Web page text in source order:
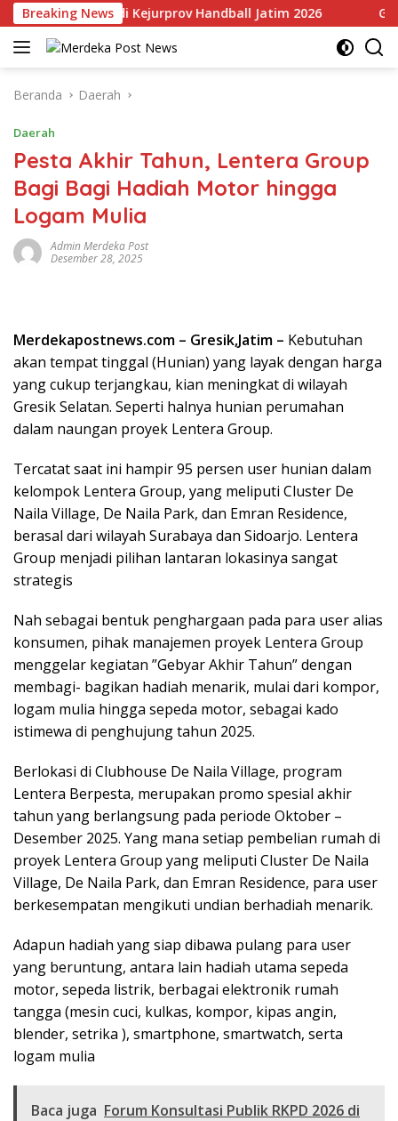
Langsung
ke
konten
Breaking News
Empat Gelar di Kejurprov Handball Jatim 2026
Beranda Daerah
Daerah
Pesta Akhir Tahun, Lentera Group
Bagi Bagi Hadiah Motor hingga
Logam Mulia
Admin Merdeka Post
Desember 28, 2025
Merdekapostnews.com – Gresik,Jatim – Kebutuhan
akan tempat tinggal (Hunian) yang layak dengan harga
yang cukup terjangkau, kian meningkat di wilayah
Gresik Selatan. Seperti halnya hunian perumahan
dalam naungan proyek Lentera Group.
Tercatat saat ini hampir 95 persen user hunian dalam
kelompok Lentera Group, yang meliputi Cluster De
Naila Village, De Naila Park, dan Emran Residence,
berasal dari wilayah Surabaya dan Sidoarjo. Lentera
Group menjadi pilihan lantaran lokasinya sangat
strategis
Nah sebagai bentuk penghargaan pada para user alias
konsumen, pihak manajemen proyek Lentera Group
menggelar kegiatan ”Gebyar Akhir Tahun” dengan
membagi- bagikan hadiah menarik, mulai dari kompor,
logam mulia hingga sepeda motor, sebagai kado
istimewa di penghujung tahun 2025.
Berlokasi di Clubhouse De Naila Village, program
Lentera Berpesta, merupakan promo spesial akhir
tahun yang berlangsung pada periode Oktober –
Desember 2025. Yang mana setiap pembelian rumah di
proyek Lentera Group yang meliputi Cluster De Naila
Village, De Naila Park, dan Emran Residence, para user
berkesempatan mengikuti undian berhadiah menarik.
Adapun hadiah yang siap dibawa pulang para user
yang beruntung, antara lain hadiah utama sepeda
motor, sepeda listrik, berbagai elektronik rumah
tangga (mesin cuci, kulkas, kompor, kipas angin,
blender, setrika ), smartphone, smartwatch, serta
logam mulia
Baca juga Forum Konsultasi Publik RKPD 2026 di